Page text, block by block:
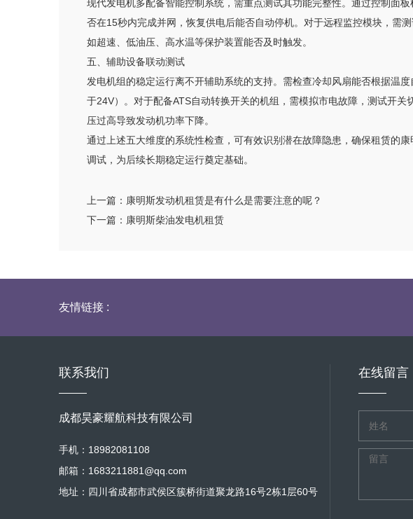
现代发电机多配备智能控制系统，需重点测试其功能完整性。通过控制面
否在15秒内完成并网，恢复供电后能否自动停机。对于远程监控模块，需
如超速、低油压、高水温等保护装置能否及时触发。
五、辅助设备联动测试
发电机组的稳定运行离不开辅助系统的支持。需检查冷却风扇能否根据温
于24V）。对于配备ATS自动转换开关的机组，需模拟市电故障，测试开
压过高导致发动机功率下降。
通过上述五大维度的系统性检查，可有效识别潜在故障隐患，确保租赁的
调试，为后续长期稳定运行奠定基础。
上一篇： 康明斯发动机租赁是有什么是需要注意的呢？
下一篇： 康明斯柴油发电机租赁
友情链接 :
联系我们
成都昊豪耀航科技有限公司
手机：18982081108
邮箱：1683211881@qq.com
地址：四川省成都市武侯区簇桥街道聚龙路16号2栋1层60号
在线留言